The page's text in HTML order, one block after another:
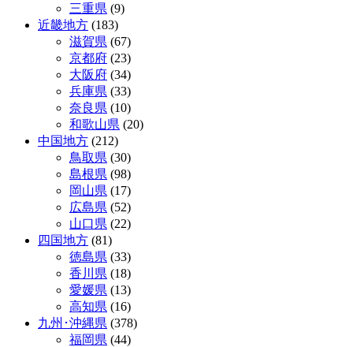
三重県 (9)
近畿地方 (183)
滋賀県 (67)
京都府 (23)
大阪府 (34)
兵庫県 (33)
奈良県 (10)
和歌山県 (20)
中国地方 (212)
鳥取県 (30)
島根県 (98)
岡山県 (17)
広島県 (52)
山口県 (22)
四国地方 (81)
徳島県 (33)
香川県 (18)
愛媛県 (13)
高知県 (16)
九州･沖縄県 (378)
福岡県 (44)